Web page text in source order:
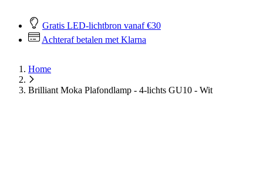
Gratis LED-lichtbron vanaf €30
Achteraf betalen met Klarna
Home
Brilliant Moka Plafondlamp - 4-lichts GU10 - Wit